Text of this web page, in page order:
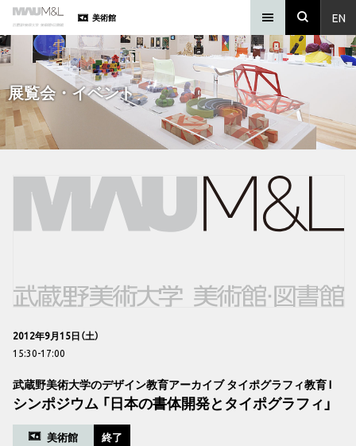
EN
美術館
展覧会・イベント
2012年9月15日（土）
15:30-17:00
武蔵野美術大学のデザイン教育アーカイブ タイポグラフィ教育 I
シンポジウム 「日本の書体開発とタイポグラフィ」
美術館 終了